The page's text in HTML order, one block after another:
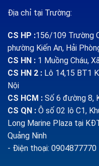
Địa chỉ tại Trường:
CS HP :156/109 Trường
phường Kiến An, Hải
CS HN : 1 Muồng Cháu,
CS HN 2 : Lô 14,15 BT1
Nội
CS HCM : Số 6 đường 8,
CS QN : Ô số 02 lô C1,
Long Marine Plaza tại
Quảng Ninh
- Điện thoại: 0904877770